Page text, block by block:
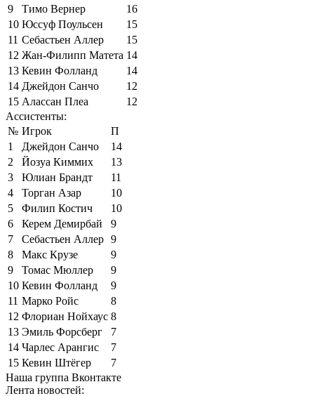
9
Тимо Вернер
16
10 Юссуф Поульсен
15
11 Себастьен Аллер
15
12 Жан-Филипп Матета 14
13 Кевин Фолланд
14
14 Джейдон Санчо
12
15 Алассан Плеа
12
Ассистенты:
№ Игрок
П
1
Джейдон Санчо
14
2
Йозуа Киммих
13
3
Юлиан Брандт
11
4
Торган Азар
10
5
Филип Костич
10
6
Керем Демирбай
9
7
Себастьен Аллер 9
8
Макс Крузе
9
9
Томас Мюллер
9
10 Кевин Фолланд
9
11 Марко Ройс
8
12 Флориан Нойхаус 8
13 Эмиль Форсберг
7
14 Чарлес Арангис
7
15 Кевин Штёгер
7
Наша группа Вконтакте
Лента новостей: